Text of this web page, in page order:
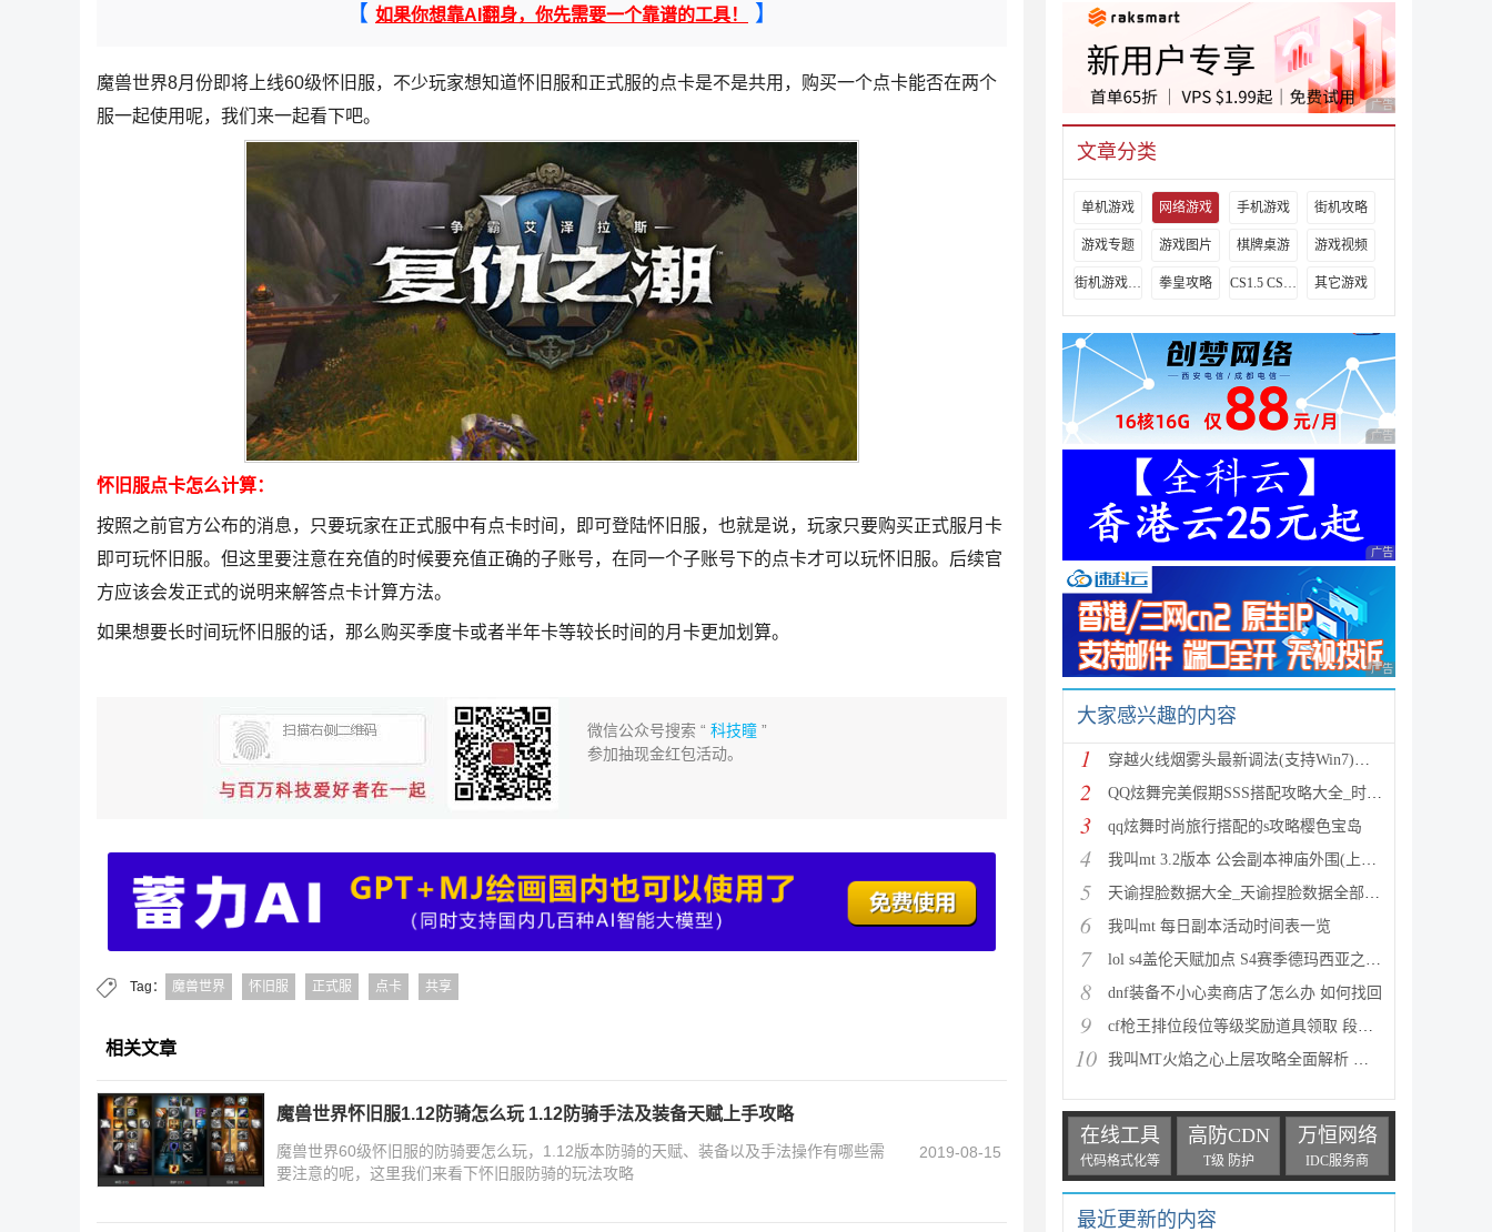
【 如果你想靠AI翻身，你先需要一个靠谱的工具！ 】
魔兽世界8月份即将上线60级怀旧服，不少玩家想知道怀旧服和正式服的点卡是不是共用，购买一个点卡能否在两个
服一起使用呢，我们来一起看下吧。
怀旧服点卡怎么计算：
按照之前官方公布的消息，只要玩家在正式服中有点卡时间，即可登陆怀旧服，也就是说，玩家只要购买正式服月卡
即可玩怀旧服。但这里要注意在充值的时候要充值正确的子账号，在同一个子账号下的点卡才可以玩怀旧服。后续官
方应该会发正式的说明来解答点卡计算方法。
如果想要长时间玩怀旧服的话，那么购买季度卡或者半年卡等较长时间的月卡更加划算。
微信公众号搜索 “科技瞳 ”
参加抽现金红包活动。
Tag： 魔兽世界 怀旧服 正式服 点卡 共享
相关文章
魔兽世界怀旧服1.12防骑怎么玩 1.12防骑手法及装备天赋上手攻略
魔兽世界60级怀旧服的防骑要怎么玩，1.12版本防骑的天赋、装备以及手法操作有哪些需
要注意的呢，这里我们来看下怀旧服防骑的玩法攻略
2019-08-15
广告 商业广告，理性
文章分类
单机游戏 网络游戏 手机游戏 街机攻略
游戏专题 游戏图片 棋牌桌游 游戏视频
街机游戏出招表 拳皇攻略 CS1.5 CS1.6攻略 其它游戏
广告 商业广告，理性
广告 商业广告，理性
广告 商业广告，理性
大家感兴趣的内容
1 穿越火线烟雾头最新调法(支持Win7)图文攻略
2 QQ炫舞完美假期SSS搭配攻略大全_时尚旅行完美假期1-15
3 qq炫舞时尚旅行搭配的s攻略樱色宝岛
4 我叫mt 3.2版本 公会副本神庙外围(上层)攻略心得
5 天谕捏脸数据大全_天谕捏脸数据全部汇总
6 我叫mt 每日副本活动时间表一览
7 lol s4盖伦天赋加点 S4赛季德玛西亚之力符文与出装推
8 dnf装备不小心卖商店了怎么办 如何找回
9 cf枪王排位段位等级奖励道具领取 段位等级奖励大全
10 我叫MT火焰之心上层攻略全面解析 挑战拉格罗斯
在线工具
代码格式化等
高防CDN
T级 防护
万恒网络
IDC服务商
最近更新的内容